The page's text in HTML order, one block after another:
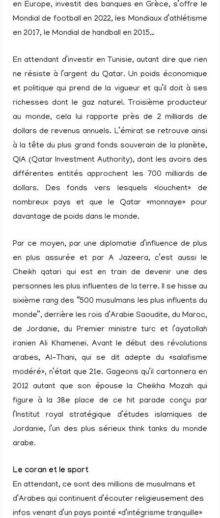
en Europe, investit des banques en Grèce, s’offre le
Mondial de football en 2022, les Mondiaux d’athlétisme
en 2017, le Mondial de handball en 2015…
En attendant d’investir en Tunisie, autant dire que rien
ne résiste à l’argent du Qatar. Un poids économique
et politique qui prend de la vigueur et qu’il doit à ses
richesses dont le gaz naturel. Troisième producteur
au monde, cela lui rapporte près de 2 milliards de
dollars de revenus annuels. L’émirat se retrouve ainsi
à la tête du plus grand fonds souverain de la planète,
QIA (Qatar Investment Authority), dont les avoirs des
différentes entités approchent les 700 milliards de
dollars. Des fonds vers lesquels «louchent» de
nombreux pays et que le Qatar «monnaye» pour
davantage de poids dans le monde.
Par ce moyen, par une diplomatie d’influence de plus
en plus assurée et par A Jazeera, c’est aussi le
Cheikh qatari qui est en train de devenir une des
personnes les plus influentes de la terre. Il se hisse au
sixième rang des “500 musulmans les plus influents du
monde”, derrière les rois d’Arabie Saoudite, du Maroc,
de Jordanie, du Premier ministre turc et l’ayatollah
iranien Ali Khamenei. Avant le début des révolutions
arabes, Al-Thani, qui se dit adepte du «salafisme
modéré», n’était que 21e. Gageons qu’il cartonnera en
2012 autant que son épouse la Cheikha Mozah qui
figure à la 38e place de ce hit parade conçu par
l’Institut royal stratégique d’études islamiques de
Jordanie, l’un des plus sérieux think tanks du monde
arabe.
Le coran et le sport
En attendant, ce sont des millions de musulmans et
d’Arabes qui continuent d’écouter religieusement des
infos venant d’un pays pointé «d’intégrisme tranquille»